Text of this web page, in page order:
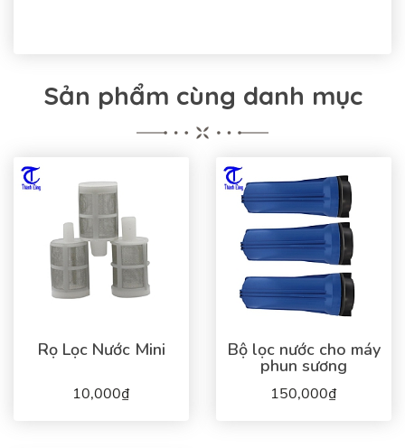
Sản phẩm cùng danh mục
Rọ Lọc Nước Mini
10,000₫
Bộ lọc nước cho máy
phun sương
150,000₫